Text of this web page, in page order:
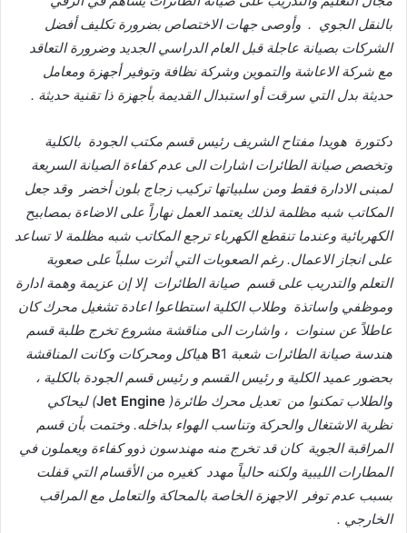
بالنقل الجوي . وأوصى جهات الاختصاص بضرورة تكليف أفضل
الشركات بصيانة عاجلة قبل العام الدراسي الجديد وضرورة التعاقد
مع شركة الاعاشة والتموين وشركة نظافة وتوفير أجهزة ومعامل
حديثة بدل التي سرقت أو استبدال القديمة بأجهزة ذا تقنية حديثة .
دكتورة هويدا مفتاح الشريف رئيس قسم مكتب الجودة بالكلية
وتخصص صيانة الطائرات اشارات الى عدم كفاءة الصيانة السريعة
لمبنى الادارة فقط ومن سلبياتها تركيب زجاج بلون أخضر وقد جعل
المكاتب شبه مظلمة لذلك يعتمد العمل نهاراً على الاضاءة بمصابيح
الكهربائية وعندما تنقطع الكهرباء ترجع المكاتب شبه مظلمة لا تساعد
على انجاز الاعمال. رغم الصعوبات التي أثرت سلباً على صعوبة
التعلم والتدريب على قسم صيانة الطائرات إلا إن عزيمة وهمة ادارة
وموظفي واساتذة وطلاب الكلية استطاعوا اعادة تشغيل محرك كان
عاطلاً عن سنوات ، واشارت الى مناقشة مشروع تخرج طلبة قسم
هندسة صيانة الطائرات شعبة B1 هياكل ومحركات وكانت المناقشة
بحضور عميد الكلية و رئيس القسم و رئيس قسم الجودة بالكلية ،
والطلاب تمكنوا من تعديل محرك طائرة(
Jet Engine
)ليحاكي
نظرية الاشتغال والحركة وتناسب الهواء بداخله. وختمت بأن قسم
المراقبة الجوية كان قد تخرج منه مهندسون ذوو كفاءة ويعملون في
المطارات الليبية ولكنه حالياً مهدد كغيره من الأقسام التي قفلت
بسبب عدم توفر الاجهزة الخاصة بالمحاكة والتعامل مع المراقب
الخارجي .